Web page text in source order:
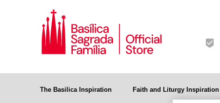
The Basilica Inspiration Faith and Liturgy Inspiration